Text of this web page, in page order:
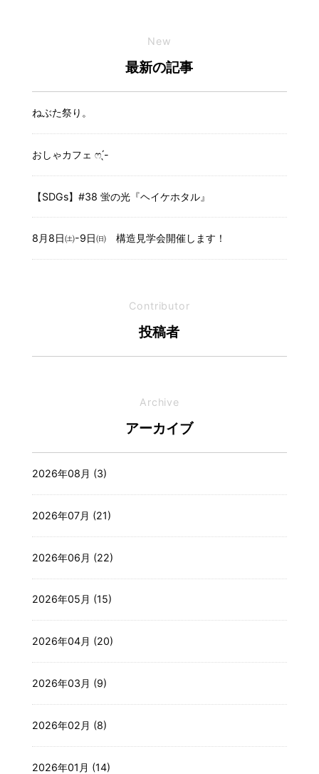
New
最新の記事
ねぶた祭り。
おしゃカフェ ෆ ̖́-
【SDGs】#38 蛍の光『ヘイケホタル』
8月8日㈯-9日㈰ 構造見学会開催します！
Contributor
投稿者
Archive
アーカイブ
2026年08月 (3)
2026年07月 (21)
2026年06月 (22)
2026年05月 (15)
2026年04月 (20)
2026年03月 (9)
2026年02月 (8)
2026年01月 (14)